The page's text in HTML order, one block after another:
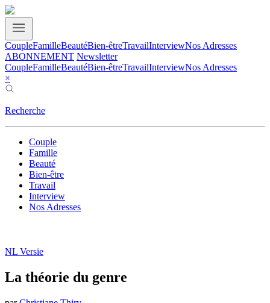
CoupleFamilleBeautéBien-êtreTravailInterviewNos Adresses
ABONNEMENT Newsletter
CoupleFamilleBeautéBien-êtreTravailInterviewNos Adresses
×
Recherche
Couple
Famille
Beauté
Bien-être
Travail
Interview
Nos Adresses
NL Versie
La théorie du genre